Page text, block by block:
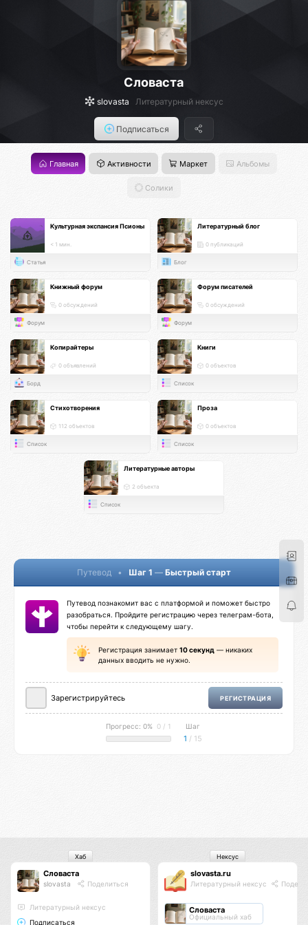
Словаста
slovasta Литературный нексус
Подписаться
Главная Активности Маркет Альбомы
Солики
Культурная экспансия Псионы
< 1 мин.
Статья
Литературный блог
0 публикаций
Блог
Книжный форум
0 обсуждений
Форум
Форум писателей
0 обсуждений
Форум
Копирайтеры
0 объявлений
Борд
Книги
0 объектов
Список
Стихотворения
112 объектов
Список
Проза
0 объектов
Список
Литературные авторы
2 объекта
Список
Путевод • Шаг 1 — Быстрый старт
Путевод познакомит вас с платформой и поможет быстро
разобраться. Пройдите регистрацию через телеграм-бота,
чтобы перейти к следующему шагу.
Регистрация занимает 10 секунд — никаких
данных вводить не нужно.
Зарегистрируйтесь РЕГИСТРАЦИЯ
Прогресс: 0% 0 / 1 Шаг
1 / 15
Словаста
slovasta Поделиться
Литературный нексус
Подписаться
Хаб
slovasta.ru
Литературный нексус
Словаста
Официальный хаб
Нексус